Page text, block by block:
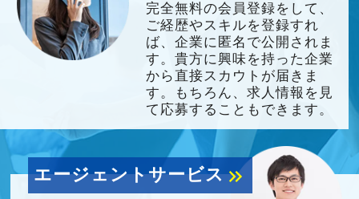
完全無料の会員登録をして、
ご経歴やスキルを登録すれ
ば、企業に匿名で公開されま
す。貴方に興味を持った企業
から直接スカウトが届きま
す。もちろん、求人情報を見
て応募することもできます。
エージェントサービスkeyboard_double_arrow_right